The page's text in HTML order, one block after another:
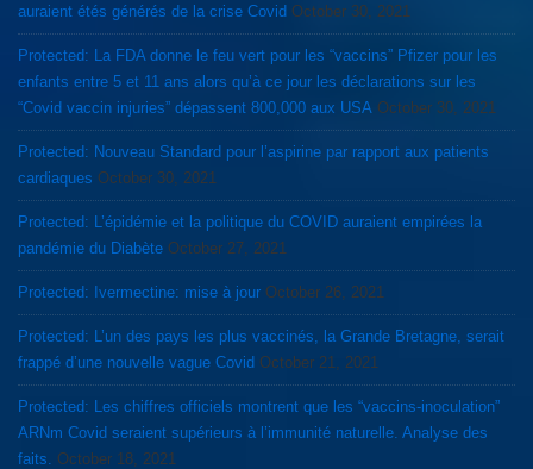
auraient étés générés de la crise Covid October 30, 2021
Protected: La FDA donne le feu vert pour les “vaccins” Pfizer pour les
enfants entre 5 et 11 ans alors qu’à ce jour les déclarations sur les
“Covid vaccin injuries” dépassent 800,000 aux USA October 30, 2021
Protected: Nouveau Standard pour l’aspirine par rapport aux patients
cardiaques October 30, 2021
Protected: L’épidémie et la politique du COVID auraient empirées la
pandémie du Diabète October 27, 2021
Protected: Ivermectine: mise à jour October 26, 2021
Protected: L’un des pays les plus vaccinés, la Grande Bretagne, serait
frappé d’une nouvelle vague Covid October 21, 2021
Protected: Les chiffres officiels montrent que les “vaccins-inoculation”
ARNm Covid seraient supérieurs à l’immunité naturelle. Analyse des
faits.
October 18, 2021